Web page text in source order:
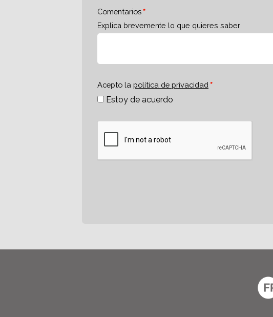
Comentarios
Explica brevemente lo que quieres saber
Acepto la política de privacidad
Estoy de acuerdo